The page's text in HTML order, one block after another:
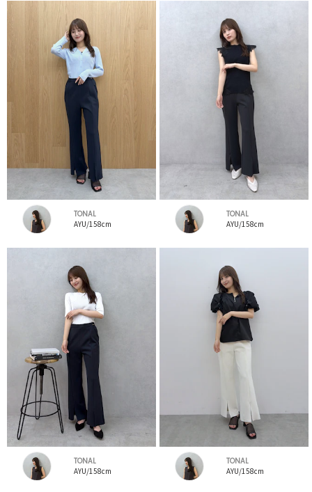
TONAL
AYU/158cm
TONAL
AYU/158cm
TONAL
AYU/158cm
TONAL
AYU/158cm